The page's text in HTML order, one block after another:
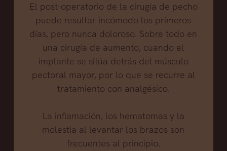
El post-operatorio de la cirugía de pecho
puede resultar incómodo los primeros
días, pero nunca doloroso. Sobre todo en
una cirugía de aumento, cuando el
implante se sitúa detrás del músculo
pectoral mayor, por lo que se recurre al
tratamiento con analgésico.
La inflamación, los hematomas y la
molestia al levantar los brazos son
frecuentes al principio.